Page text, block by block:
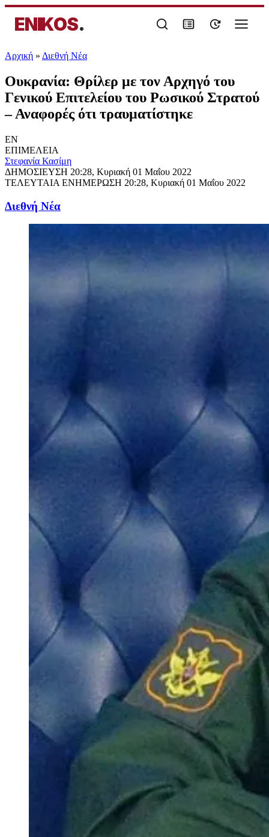
ENIKOS.
Αρχική » Διεθνή Νέα
Ουκρανία: Θρίλερ με τον Αρχηγό του
Γενικού Επιτελείου του Ρωσικού Στρατού
– Αναφορές ότι τραυματίστηκε
EN
ΕΠΙΜΕΛΕΙΑ
Στεφανία Κασίμη
ΔΗΜΟΣΙΕΥΣΗ 20:28, Κυριακή 01 Μαΐου 2022
ΤΕΛΕΥΤΑΙΑ ΕΝΗΜΕΡΩΣΗ 20:28, Κυριακή 01 Μαΐου 2022
Διεθνή Νέα